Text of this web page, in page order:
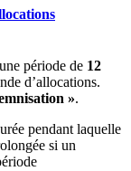
période de 12
d’allocations.
».
pendant laquelle
si un